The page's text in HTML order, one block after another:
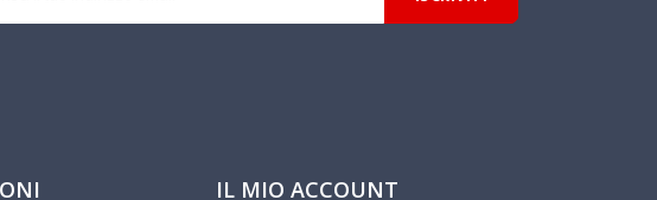
IL MIO ACCOUNT